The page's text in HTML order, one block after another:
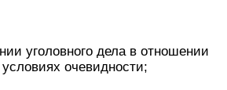
уголовного дела в отношении
очевид­ности;